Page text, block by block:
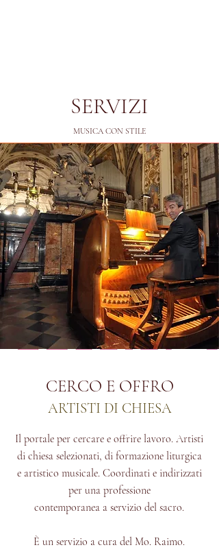
SERVIZI
MUSICA CON STILE
CERCO E OFFRO
ARTISTI DI CHIESA
Il portale per cercare e offrire lavoro. Artisti
di chiesa selezionati, di formazione liturgica
e artistico musicale. Coordinati e indirizzati
per una professione
contemporanea a servizio del sacro.
È un servizio a cura del Mo. Raimo.